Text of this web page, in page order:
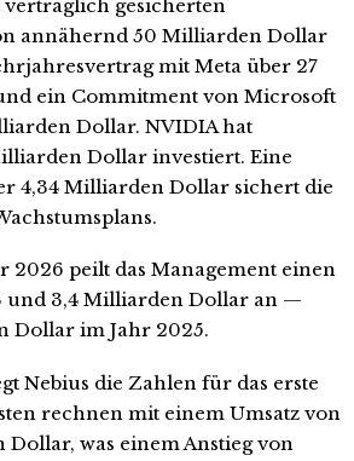
gesicherten
annähernd 50 Milliarden Dollar
mit Meta über 27
ein Commitment von Microsoft
Dollar. NVIDIA hat
Dollar investiert. Eine
4,34 Milliarden Dollar sichert die
2026 peilt das Management einen
und 3,4 Milliarden Dollar an —
Dollar im Jahr 2025.
Nebius die Zahlen für das erste
rechnen mit einem Umsatz von
was einem Anstieg von